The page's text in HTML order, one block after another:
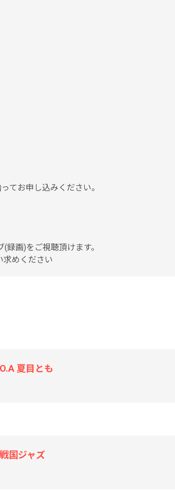
てお申し込みください。
画)をご視聴頂けます。
求めください
O.A 夏目とも
戦国ジャズ